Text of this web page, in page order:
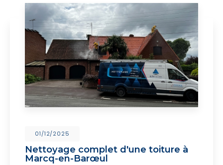
01/12/2025
Nettoyage complet d'une toiture à
Marcq-en-Barœul